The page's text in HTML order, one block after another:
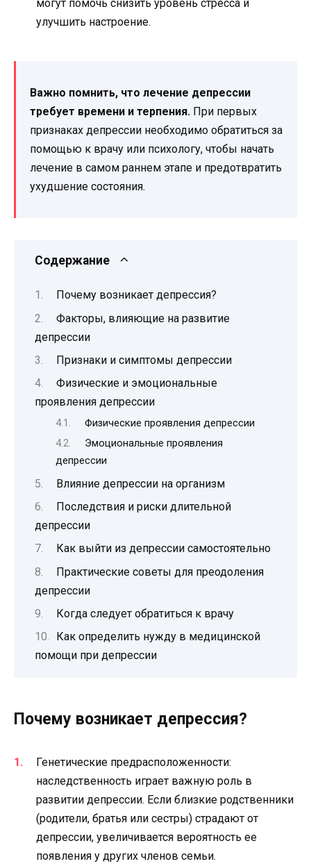
могут помочь снизить уровень стресса и
улучшить настроение.
Важно помнить, что лечение депрессии
требует времени и терпения. При первых
признаках депрессии необходимо обратиться за
помощью к врачу или психологу, чтобы начать
лечение в самом раннем этапе и предотвратить
ухудшение состояния.
Содержание
Почему возникает депрессия?
Факторы, влияющие на развитие
депрессии
Признаки и симптомы депрессии
Физические и эмоциональные
проявления депрессии
Физические проявления депрессии
Эмоциональные проявления
депрессии
Влияние депрессии на организм
Последствия и риски длительной
депрессии
Как выйти из депрессии самостоятельно
Практические советы для преодоления
депрессии
Когда следует обратиться к врачу
Как определить нужду в медицинской
помощи при депрессии
Почему возникает депрессия?
Генетические предрасположенности:
наследственность играет важную роль в
развитии депрессии. Если близкие родственники
(родители, братья или сестры) страдают от
депрессии, увеличивается вероятность ее
появления у других членов семьи.